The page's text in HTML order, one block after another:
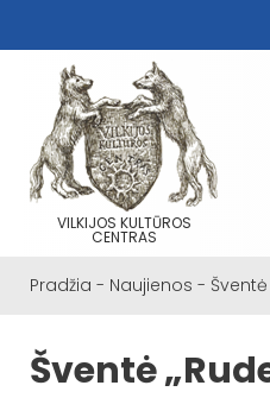
VILKIJOS KULTŪROS
CENTRAS
Pradžia - Naujienos -
Šventė